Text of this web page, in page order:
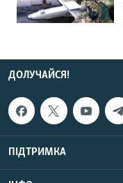
ДОЛУЧАЙСЯ!
ПІДТРИМКА